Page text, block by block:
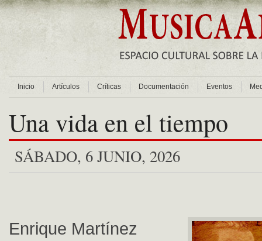
Inicio Artículos Críticas Documentación Eventos
Una vida en el tiempo
SÁBADO, 6 JUNIO, 2026
Enrique Martínez